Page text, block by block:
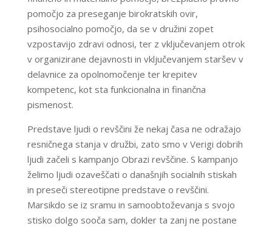
pomočjo za preseganje birokratskih ovir,
psihosocialno pomočjo, da se v družini zopet
vzpostavijo zdravi odnosi, ter z vključevanjem otrok
v organizirane dejavnosti in vključevanjem staršev v
delavnice za opolnomočenje ter krepitev
kompetenc, kot sta funkcionalna in finančna
pismenost.
Predstave ljudi o revščini že nekaj časa ne odražajo
resničnega stanja v družbi, zato smo v Verigi dobrih
ljudi začeli s kampanjo Obrazi revščine. S kampanjo
želimo ljudi ozaveščati o današnjih socialnih stiskah
in preseči stereotipne predstave o revščini.
Marsikdo se iz sramu in samoobtoževanja s svojo
stisko dolgo sooča sam, dokler ta zanj ne postane